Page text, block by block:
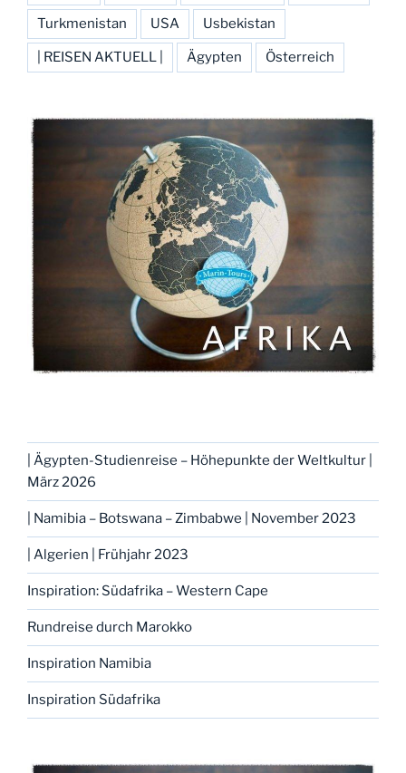
Turkmenistan USA Usbekistan
| REISEN AKTUELL | Ägypten Österreich
| Ägypten-Studienreise – Höhepunkte der Weltkultur |
März 2026
| Namibia – Botswana – Zimbabwe | November 2023
| Algerien | Frühjahr 2023
Inspiration: Südafrika – Western Cape
Rundreise durch Marokko
Inspiration Namibia
Inspiration Südafrika